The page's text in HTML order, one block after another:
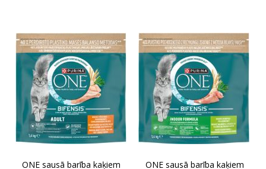
ONE sausā barība kaķiem
ONE sausā barība kaķiem